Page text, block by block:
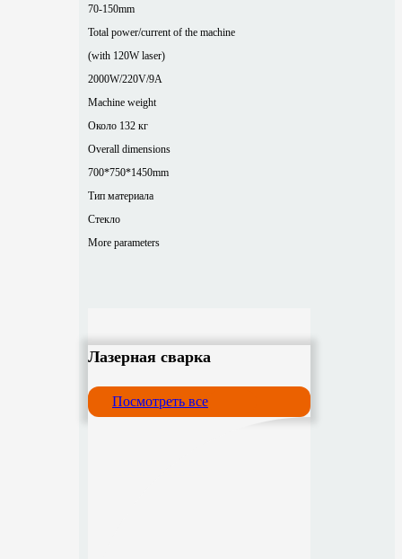
70-150mm
Total power/current of the machine
(with 120W laser)
2000W/220V/9A
Machine weight
Около 132 кг
Overall dimensions
700*750*1450mm
Тип материала
Стекло
More parameters
Лазерная сварка
Посмотреть все